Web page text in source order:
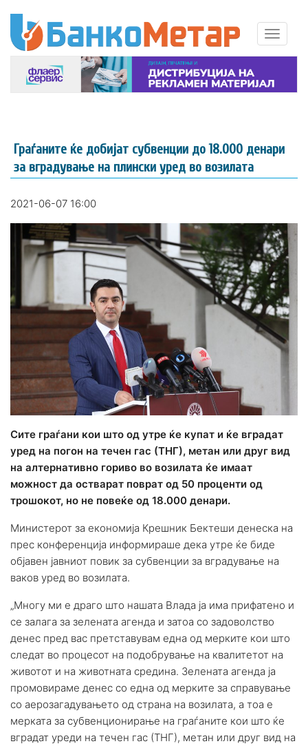
Граѓаните ќе добијат субвенции до 18.000 денари
за вградување на плински уред во возилата
2021-06-07 16:00
Сите граѓани кои што од утре ќе купат и ќе вградат
уред на погон на течен гас (ТНГ), метан или друг вид
на алтернативно гориво во возилата ќе имаат
можност да остварат поврат од 50 проценти од
трошокот, но не повеќе од 18.000 денари.
Министерот за економија Крешник Бектеши денеска на
прес конференција информираше дека утре ќе биде
објавен јавниот повик за субвенции за вградување на
ваков уред во возилата.
„Многу ми е драго што нашата Влада ја има прифатено и
се залага за зелената агенда и затоа со задоволство
денес пред вас претставувам една од мерките кои што
следат во процесот на подобрување на квалитетот на
животот и на животната средина. Зелената агенда ја
промовираме денес со една од мерките за справување
со аерозагадувањето од страна на возилата, а тоа е
мерката за субвенционирање на граѓаните кои што ќе
вградат уреди на течен гас (ТНГ), метан или друг вид на